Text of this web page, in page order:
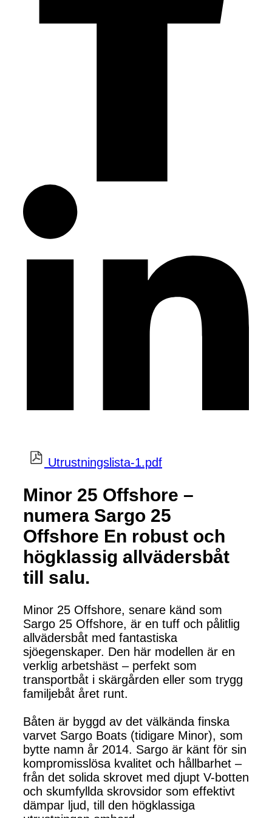
Utrustningslista-1.pdf
Minor 25 Offshore –
numera Sargo 25
Offshore En robust och
högklassig allvädersbåt
till salu.
Minor 25 Offshore, senare känd som
Sargo 25 Offshore, är en tuff och pålitlig
allvädersbåt med fantastiska
sjöegenskaper. Den här modellen är en
verklig arbetshäst – perfekt som
transportbåt i skärgården eller som trygg
familjebåt året runt.
Båten är byggd av det välkända finska
varvet Sargo Boats (tidigare Minor), som
bytte namn år 2014. Sargo är känt för sin
kompromisslösa kvalitet och hållbarhet –
från det solida skrovet med djupt V-botten
och skumfyllda skrovsidor som effektivt
dämpar ljud, till den högklassiga